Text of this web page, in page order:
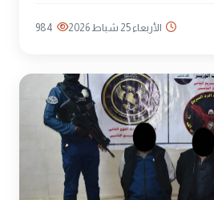
الأربعاء 25 شباط 2026 984